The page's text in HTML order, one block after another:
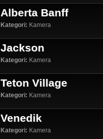
Alberta Banff
Kategori: Kamera
Jackson
Kategori: Kamera
Teton Village
Kategori: Kamera
Venedik
Kategori: Kamera